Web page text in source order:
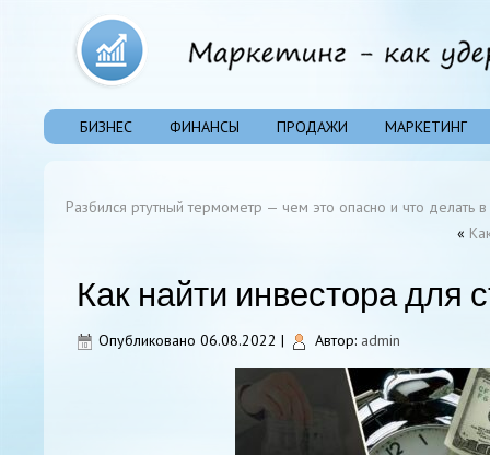
БИЗНЕС ФИНАНСЫ ПРОДАЖИ МАРКЕТИНГ
Разбился ртутный термометр — чем это опасно и что делать в
«
Как найти инвестора для
Опубликовано 06.08.2022 | Автор: admin